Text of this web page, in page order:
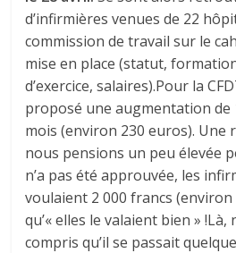
d’infirmières venues de 22
commission de travail sur le
mise en place (statut,
d’exercice, salaires).Pour la
proposé une augmentation de
mois (environ 230 euros). Une
nous pensions un peu élevée
n’a pas été approuvée, les
voulaient 2 000 francs
qu’« elles le valaient bien »
compris qu’il se passait